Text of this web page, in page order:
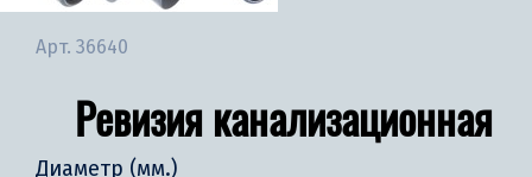
Арт. 36640
Ревизия канализационная
Диаметр (мм.)